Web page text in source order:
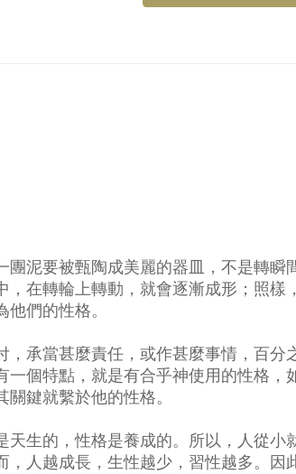
團泥要被甄陶成美麗的器皿，不是轉瞬
，在轉輪上轉動，就會逐漸成形；照樣
們的性格。
，承當甚麼責任，或作甚麼事情，百分
個特點，就是有合乎神使用的性格，
鍵就繫於他的性格。
天生的，性格是養成的。所以，人從小
人越成長，生性越少，習性越多。因